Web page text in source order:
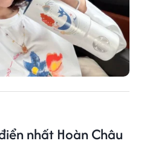
nhất Hoàn Châu